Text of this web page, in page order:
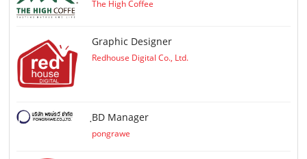
The High Coffee
Graphic Designer
Redhouse Digital Co., Ltd.
ฺBD Manager
pongrawe